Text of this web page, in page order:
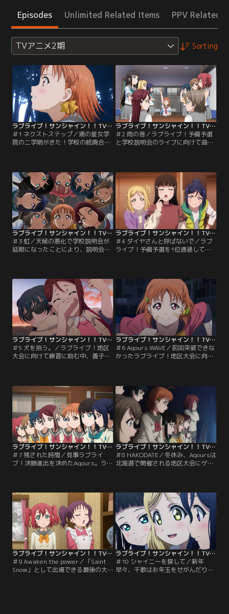
Episodes Unlimited Related Items PPV Related
TVアニメ2期 Sorting
ラブライブ！サンシャイン！！TVアニメ2期 第01話
＃1 ネクストステップ／浦の星女学
院の二学期がきた！学校の統廃合を
となく、次回ラブライブ！出場に向
け決意を新たにする千歌たち。まず
は学校説明会でライブを行い入学希
望者を増やそうと練習を始めるが、
そこで鞠莉から衝撃の事実を告げら
れる--。【提供：バンダイチャンネ
ル】
ラブライブ！サンシャイン！！TVアニメ2期 第02話
＃2 雨の音／ラブライブ！予備予選
と学校説明会のライブに向けて曲を
航してしまう。そこで鞠莉が出した
提案は、2年生と1・3年生の二手に
分かれ1曲ずつ作業をすること。2チ
ームでそれぞれ作詞・作曲に励む9
人。だがその途中で、楽曲のコンセ
プトをめぐって…。【提供：バンダ
イチャンネル】
ラブライブ！サンシャイン！！TVアニメ2期 第03話
＃3 虹／天候の悪化で学校説明会が
延期になったことにより、説明会と
出した唯一の方法は、予備予選を出
場番号1番で終わらせ、急いで説明
会に駆けつけることだった。しかし
抽選で決まった出場順の都合でその
手段も取れなくなってしまう。どち
らかを選ぶしかない状況で…。【提
供：バンダイチャンネル】
ラブライブ！サンシャイン！！TVアニメ2期 第04話
＃4 ダイヤさんと呼ばないで／ラブ
ライブ！予備予選を1位通過して波
5円に。みんなでフリーマーケット
に出店するも、ダイヤのあまりの気
迫にお客さんが去ってしまったりと
前途多難。そんな中、後輩からちゃ
ん付けで呼ばれて慕われる果南と鞠
莉を見て…。【提供：バンダイチャ
ンネル】
ラブライブ！サンシャイン！！TVアニメ2期 第05話
＃5 犬を拾う。／ラブライブ！地区
大会に向けて練習に励む中、善子は
嵐の夜に迷子の子犬を拾う。自宅の
ろを梨子に見つかった善子は、梨子
に子犬を少しの間預かってほしいと
頼む。初めは恐る恐る世話をしてい
たが、次第に子犬と仲良くなる梨
子。いつしか善子と取り合いになる
ほどに…。【提供：バンダイチャン
ネル】
ラブライブ！サンシャイン！！TVアニメ2期 第06話
＃6 Aqours WAVE／前回突破できな
かったラブライブ！地区大会に向
浦の星女学院は不利になってしま
う。生徒数の不利をカバーする方法
を見つけようと、「Saint Snow」の
聖良にアドバイスを求める千歌。そ
んな折、3年生から渡されたノート
には…。【提供：バンダイチャンネ
ラブライブ！サンシャイン！！TVアニメ2期 第07話
＃7 残された時間／見事ラブライ
ブ！決勝進出を決めたAqours。ライ
リミットは今日。「入学希望者を
100人集める」という鞠莉の父親と
の約束を守ることができなければ、
学校はなくなってしまう。タイムリ
ミットが刻一刻と迫る中、鞠莉は父
親に…。【提供：バンダイチャンネ
ル】
ラブライブ！サンシャイン！！TVアニメ2期 第08話
＃8 HAKODATE／冬休み、Aqoursは
北海道で開催される地区大会にゲス
という事実の大きさに気付く9人。
地区大会の開演前、Aqoursは出場者
である「Saint Snow」の楽屋を訪れ
る。決勝戦では互いに競い合い、ラ
ブライブ！の歴史に残る大会に…。
【提供：バンダイチャンネル】
ラブライブ！サンシャイン！！TVアニメ2期 第09話
＃9 Awaken the power／「Saint
Snow」として出場できる最後の大
ラブライブ！サンシャイン！！TVアニメ2期 第10話
＃10 シャイニーを探して／新年
早々、千歌はお年玉をせがんだりと